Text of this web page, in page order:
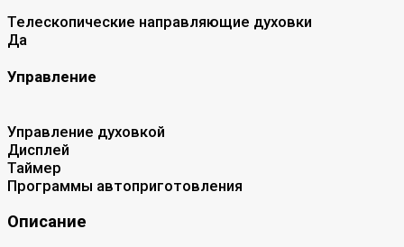
Телескопические направляющие духовки
Да
Управление
Управление духовкой
Дисплей
Таймер
Программы автоприготовления
Описание